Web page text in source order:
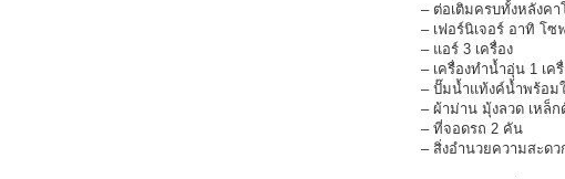
– ต่อเติมครบทั้งหลังคา
– เฟอร์นิเจอร์ อาทิ โซ
– แอร์ 3 เครื่อง
– เครื่องทำน้ำอุ่น 1 เค
– ปั๊มน้ำแท้งค์น้ำพร้อม
– ผ้าม่าน มุ้งลวด เหล็ก
– ที่จอดรถ 2 คัน
– สิ่งอำนวยความสะด